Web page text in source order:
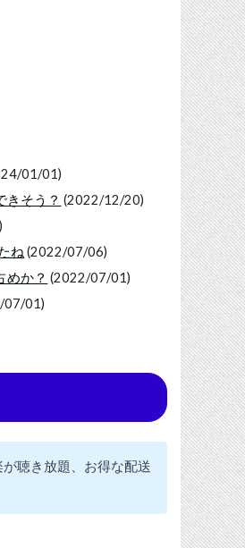
01/01)
きそう？ (2022/12/20)
ね (2022/07/06)
めか？ (2022/07/01)
07/01)
聴き放題、お得な配送